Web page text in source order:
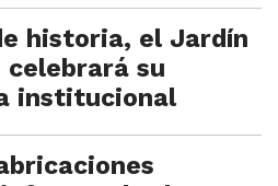
historia, el Jardín
celebrará su
institucional